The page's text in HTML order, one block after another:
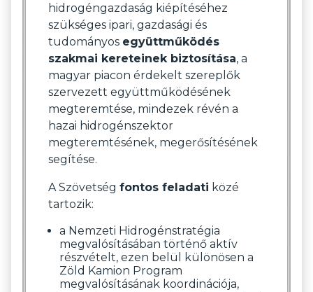
hidrogéngazdaság kiépítéséhez
szükséges ipari, gazdasági és
tudományos együttműködés
szakmai kereteinek biztosítása, a
magyar piacon érdekelt szereplők
szervezett együttműködésének
megteremtése, mindezek révén a
hazai hidrogénszektor
megteremtésének, megerősítésének
segítése.
A Szövetség fontos feladati közé
tartozik:
a Nemzeti Hidrogénstratégia
megvalósításában történő aktív
részvételt, ezen belül különösen a
Zöld Kamion Program
megvalósításának koordinációja,